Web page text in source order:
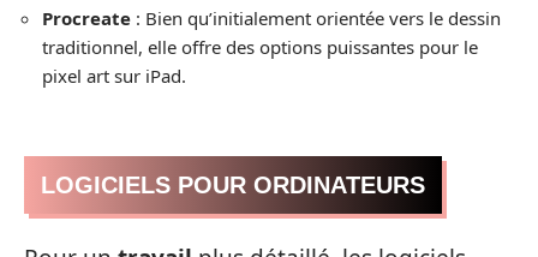
Procreate : Bien qu’initialement orientée vers le dessin
traditionnel, elle offre des options puissantes pour le
pixel art sur iPad.
LOGICIELS POUR ORDINATEURS